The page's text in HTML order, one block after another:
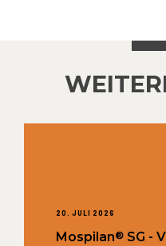
20. JULI 2026
Mospilan® SG -